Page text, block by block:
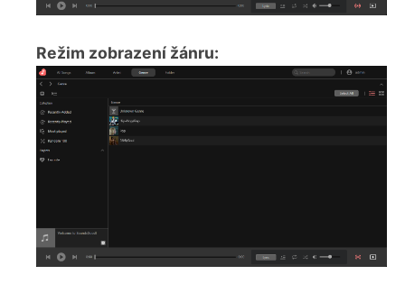
Režim zobrazení žánru: